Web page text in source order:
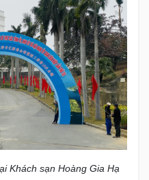
Khách sạn Hoàng Gia Hạ